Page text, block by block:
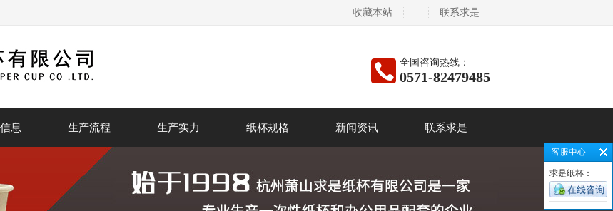
收藏本站 联系求是
全国咨询热线：
0571-82479485
息 生产流程 生产实力 纸杯规格 新闻资讯 联系求是
客服中心
求是纸杯：